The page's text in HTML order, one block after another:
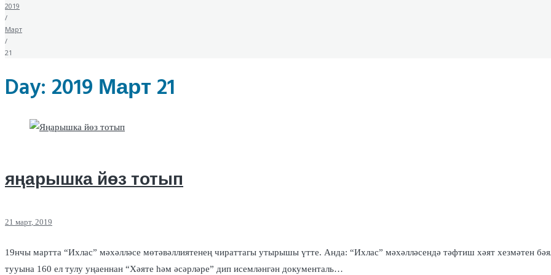
2019
/
Март
/
21
Day: 2019 Март 21
яңарышка йөз тотып
21 март, 2019
19нчы мартта “Ихлас” мәхәлләсе мөтәвәллиятенең чираттагы утырышы үтте. Анда: “Ихлас” мәхәлләсендә тәфтиш хәят хезмәтен
тууына 160 ел тулу уңаеннан “Хәяте һәм әсәрләре” дип исемләнгән документаль…